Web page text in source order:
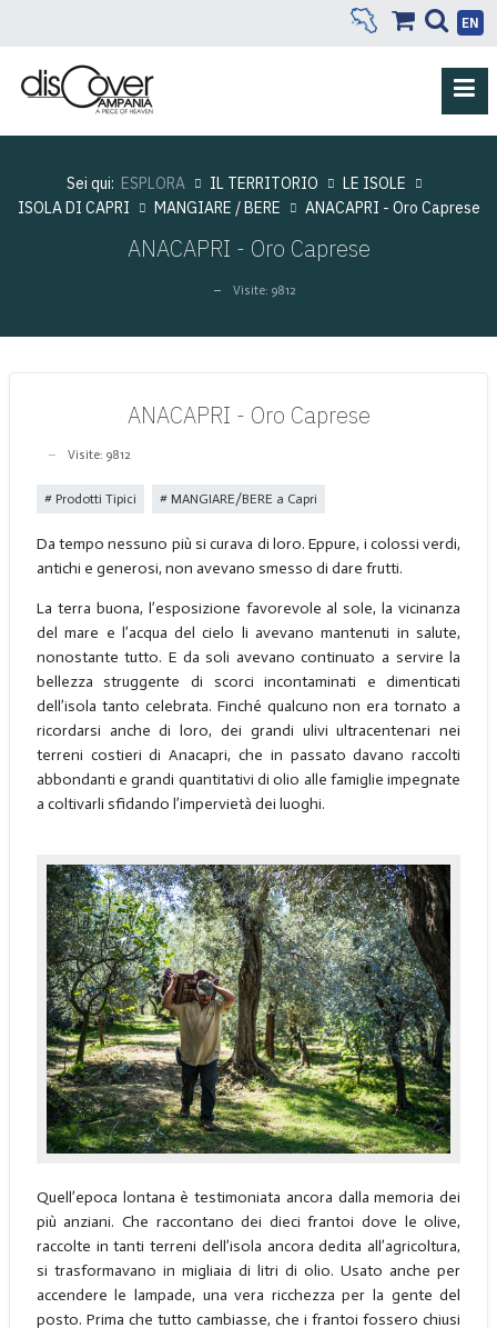
EN
Sei qui: ESPLORA IL TERRITORIO
LE ISOLE
ISOLA DI CAPRI
MANGIARE / BERE ANACAPRI - Oro Caprese
ANACAPRI - Oro Caprese
Visite: 9812
ANACAPRI - Oro Caprese
Visite: 9812
Prodotti Tipici MANGIARE/BERE a Capri
Da tempo nessuno più si curava di loro. Eppure, i colossi verdi,
antichi e generosi, non avevano smesso di dare frutti.
La terra buona, l’esposizione favorevole al sole, la vicinanza
del mare e l’acqua del cielo li avevano mantenuti in salute,
nonostante tutto. E da soli avevano continuato a servire la
bellezza struggente di scorci incontaminati e dimenticati
dell’isola tanto celebrata. Finché qualcuno non era tornato a
ricordarsi anche di loro, dei grandi ulivi ultracentenari nei
terreni costieri di Anacapri, che in passato davano raccolti
abbondanti e grandi quantitativi di olio alle famiglie impegnate
a coltivarli sfidando l’impervietà dei luoghi.
Quell’epoca lontana è testimoniata ancora dalla memoria dei
più anziani. Che raccontano dei dieci frantoi dove le olive,
raccolte in tanti terreni dell’isola ancora dedita all’agricoltura,
si trasformavano in migliaia di litri di olio. Usato anche per
accendere le lampade, una vera ricchezza per la gente del
posto. Prima che tutto cambiasse, che i frantoi fossero chiusi